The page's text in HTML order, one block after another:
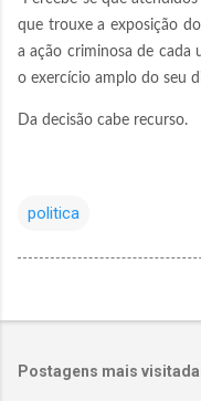
que trouxe a exposição
a ação criminosa de cada
o exercício amplo do seu
Da decisão cabe recurso.
politica
Postagens mais